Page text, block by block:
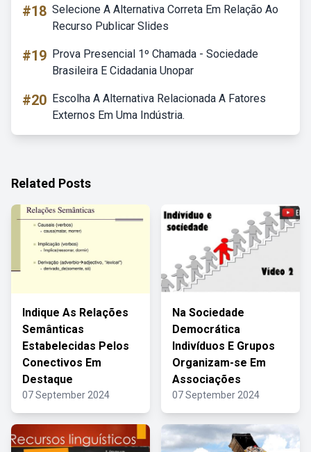
#18 Selecione A Alternativa Correta Em Relação Ao
Recurso Publicar Slides
#19 Prova Presencial 1º Chamada - Sociedade
Brasileira E Cidadania Unopar
#20 Escolha A Alternativa Relacionada A Fatores
Externos Em Uma Indústria.
Related Posts
Indique As Relações
Semânticas
Estabelecidas Pelos
Conectivos Em
Destaque
07 September 2024
Na Sociedade
Democrática
Indivíduos E Grupos
Organizam-se Em
Associações
07 September 2024